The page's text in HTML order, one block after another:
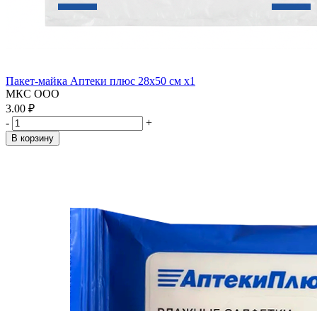
Пакет-майка Аптеки плюс 28х50 см x1
МКС ООО
3.00 ₽
-
+
В корзину